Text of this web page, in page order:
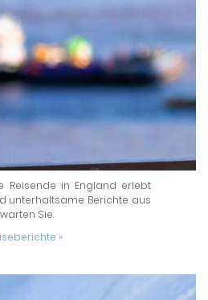
Reisende in England erlebt
unterhaltsame Berichte aus
Sie.
»